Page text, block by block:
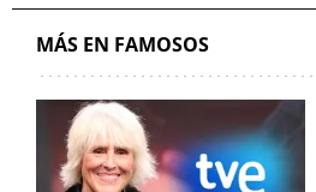
MÁS EN FAMOSOS